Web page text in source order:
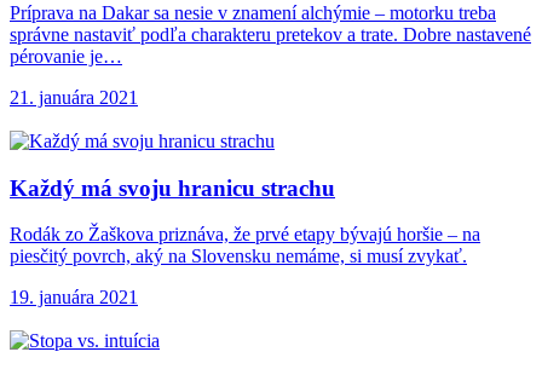
Príprava na Dakar sa nesie v znamení alchýmie – motorku treba
správne nastaviť podľa charakteru pretekov a trate. Dobre nastavené
pérovanie je…
21. januára 2021
Každý má svoju hranicu strachu
Rodák zo Žaškova priznáva, že prvé etapy bývajú horšie – na
piesčitý povrch, aký na Slovensku nemáme, si musí zvykať.
19. januára 2021